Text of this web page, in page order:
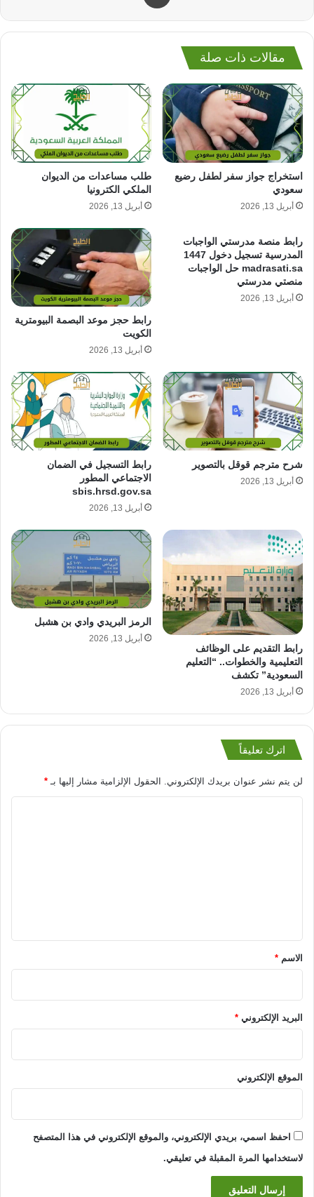
مقالات ذات صلة
استخراج جواز سفر لطفل رضيع
سعودي
أبريل 13, 2026
طلب مساعدات من الديوان
الملكي الكترونيا
أبريل 13, 2026
رابط منصة مدرستي الواجبات
المدرسية تسجيل دخول 1447
madrasati.sa حل الواجبات
منصتي مدرستي
أبريل 13, 2026
رابط حجز موعد البصمة البيومترية
الكويت
أبريل 13, 2026
شرح مترجم قوقل بالتصوير
أبريل 13, 2026
رابط التسجيل في الضمان
الاجتماعي المطور
sbis.hrsd.gov.sa
أبريل 13, 2026
رابط التقديم على الوظائف
التعليمية والخطوات.. “التعليم
السعودية” تكشف
أبريل 13, 2026
الرمز البريدي وادي بن هشبل
أبريل 13, 2026
اترك تعليقاً
لن يتم نشر عنوان بريدك الإلكتروني. الحقول الإلزامية مشار إليها بـ *
*الاسم *
البريد الإلكتروني *
الموقع الإلكتروني
احفظ اسمي، بريدي الإلكتروني، والموقع الإلكتروني في هذا المتصفح
لاستخدامها المرة المقبلة في تعليقي.